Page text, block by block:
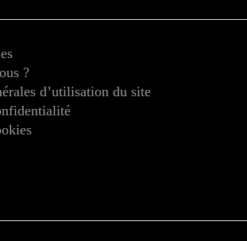
?
d’utilisation du site